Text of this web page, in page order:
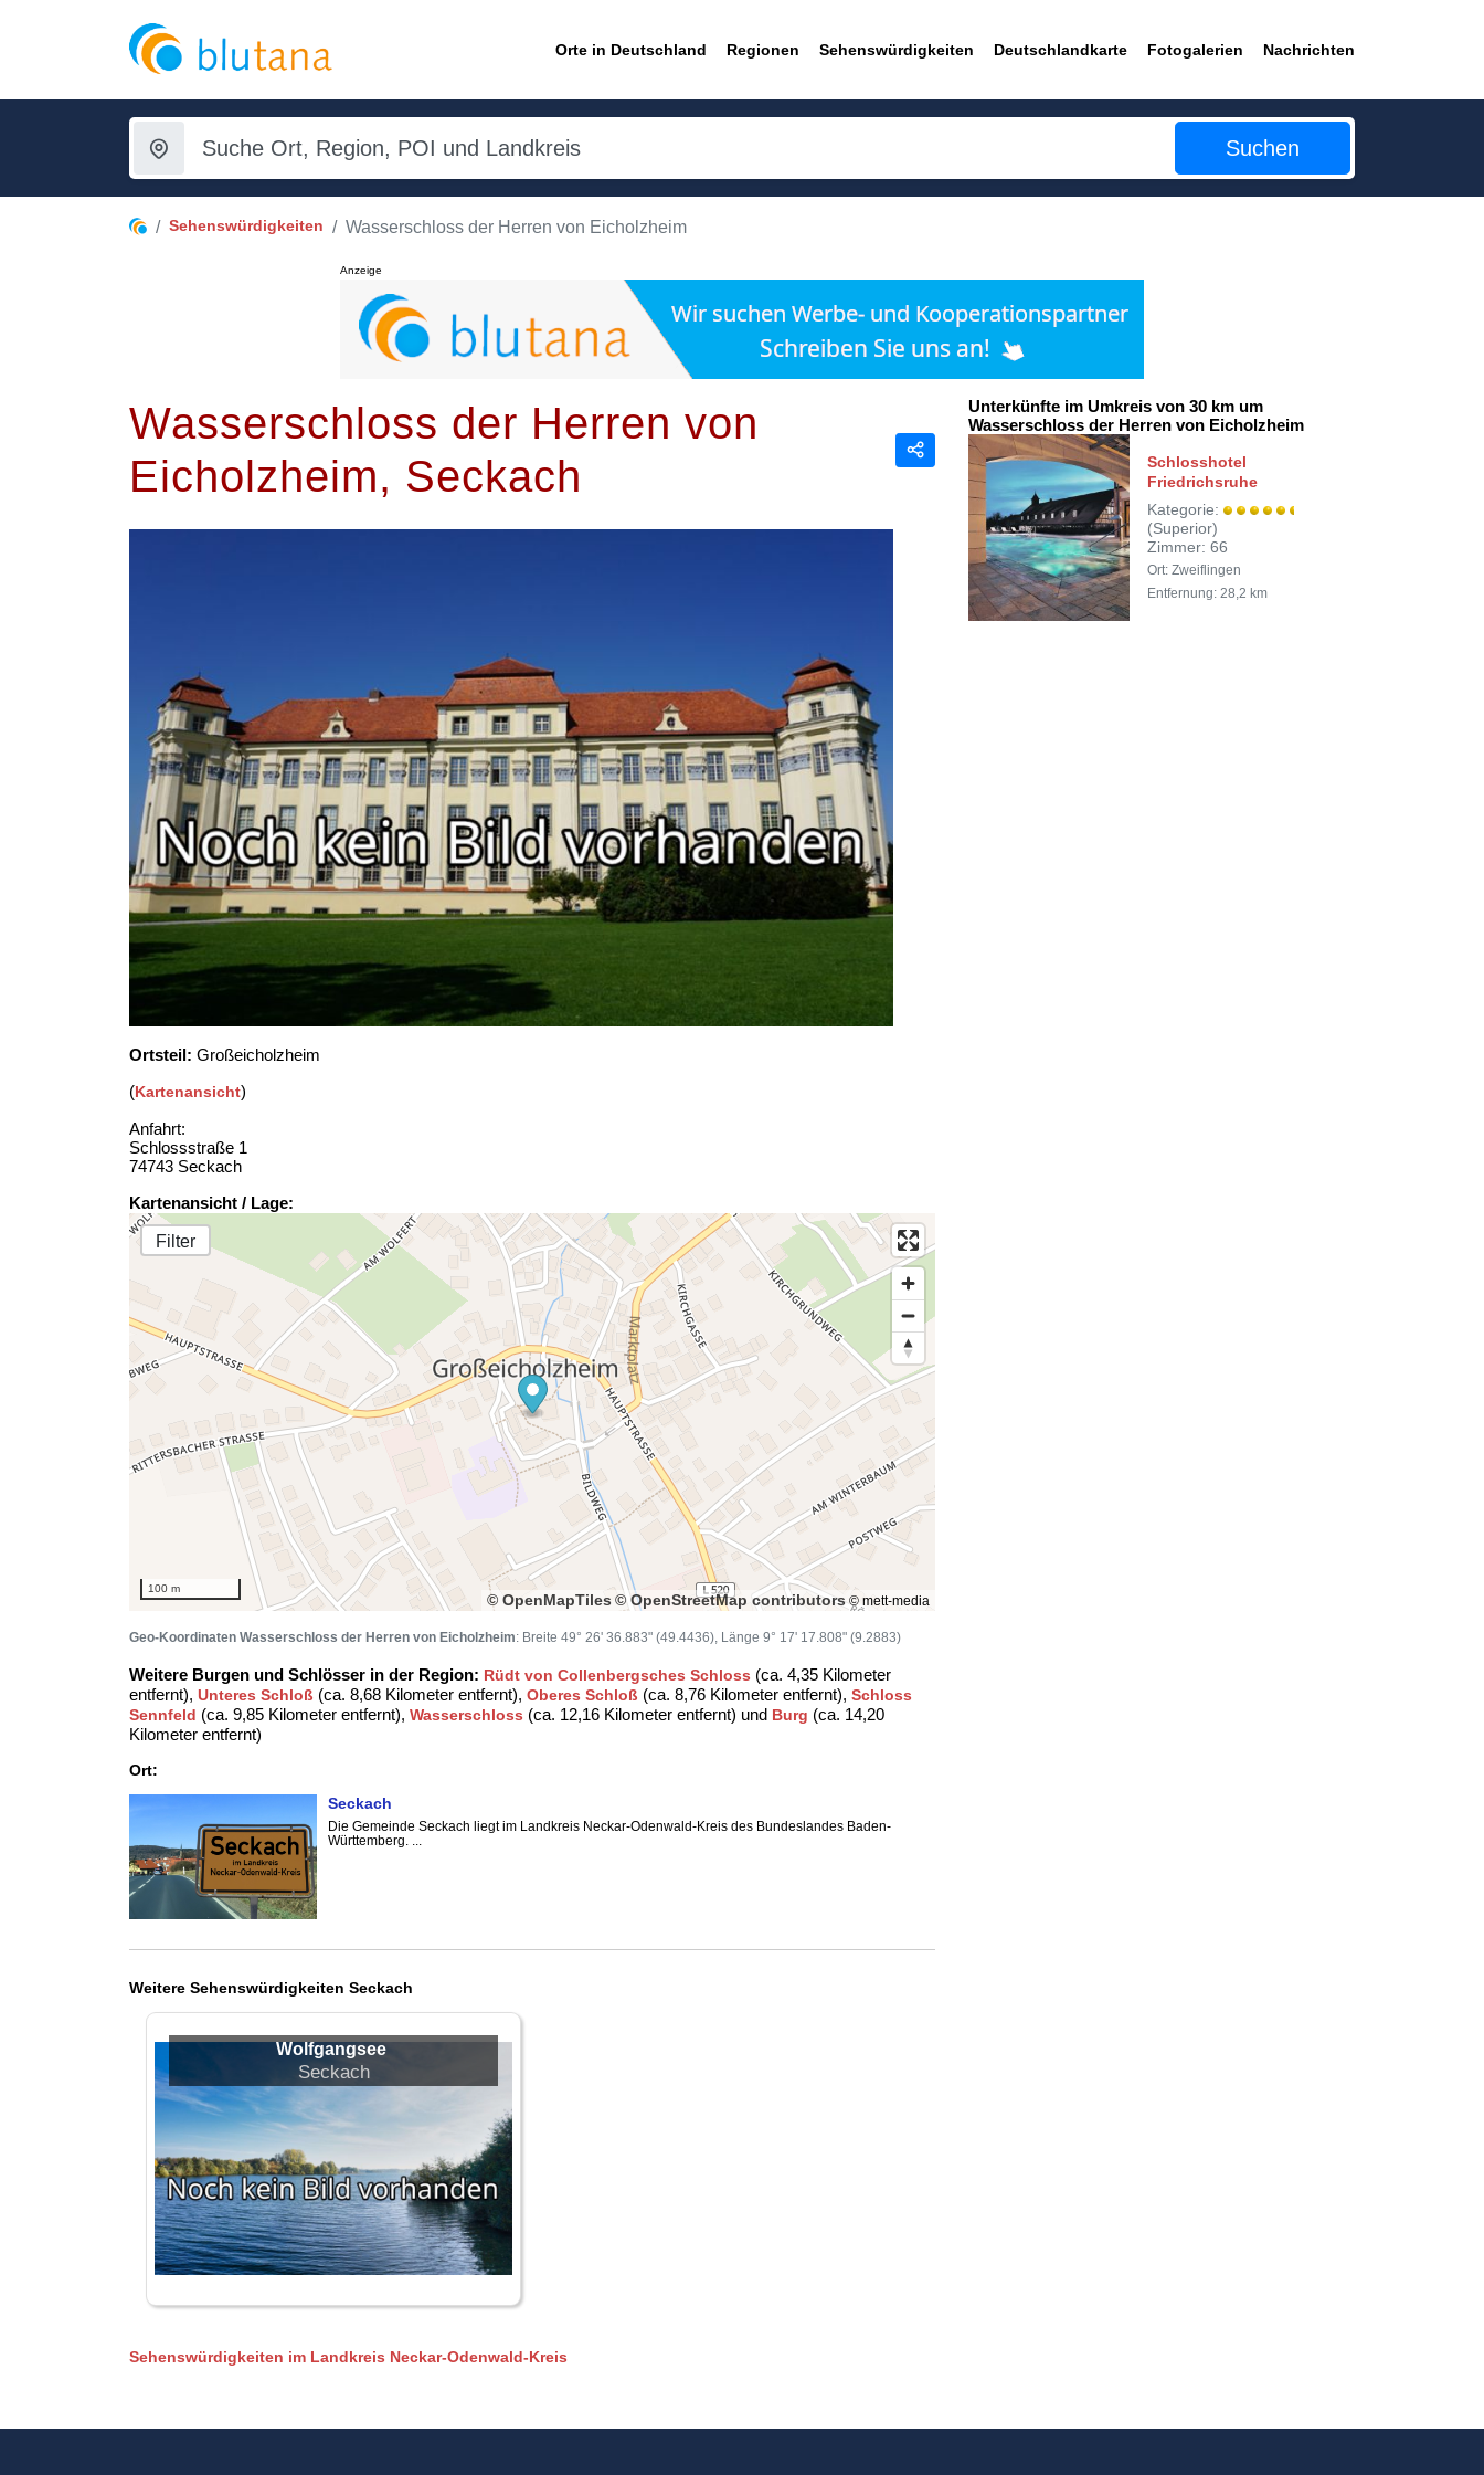
Orte in Deutschland Regionen Sehenswürdigkeiten Deutschlandkarte Fotogalerien Nachrichten
Suchen
Sehenswürdigkeiten Wasserschloss der Herren von Eicholzheim
Anzeige
Wasserschloss der Herren von
Eicholzheim, Seckach
Teilen
Ortsteil: Großeicholzheim
(Kartenansicht)
Anfahrt:
Schlossstraße 1
74743 Seckach
Kartenansicht / Lage:
Filter
100 m
© OpenMapTiles © OpenStreetMap contributors© mett-media
Geo-Koordinaten Wasserschloss der Herren von Eicholzheim: Breite 49° 26' 36.883" (49.4436), Länge 9° 17' 17.808" (9.2883)
Weitere Burgen und Schlösser in der Region: Rüdt von Collenbergsches Schloss (ca. 4,35 Kilometer
entfernt), Unteres Schloß (ca. 8,68 Kilometer entfernt), Oberes Schloß (ca. 8,76 Kilometer entfernt), Schloss
Sennfeld (ca. 9,85 Kilometer entfernt), Wasserschloss (ca. 12,16 Kilometer entfernt) und Burg (ca. 14,20
Kilometer entfernt)
Ort:
Seckach
Die Gemeinde Seckach liegt im Landkreis Neckar-Odenwald-Kreis des Bundeslandes Baden-
Württemberg. ...
Weitere Sehenswürdigkeiten Seckach
Wolfgangsee
Seckach
Sehenswürdigkeiten im Landkreis Neckar-Odenwald-Kreis
Unterkünfte im Umkreis von 30 km um
Wasserschloss der Herren von Eicholzheim
Schlosshotel
Friedrichsruhe
Kategorie:
(Superior)
Zimmer: 66
Ort: Zweiflingen
Entfernung: 28,2 km